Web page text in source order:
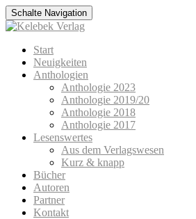
Schalte Navigation
Zum
Inhalt
springen
Start
Neuigkeiten
Anthologien
Anthologie 2023
Anthologie 2019/20
Anthologie 2018
Anthologie 2017
Lesenswertes
Aus dem Verlagswesen
Kurz & knapp
Bücher
Autoren
Partner
Kontakt